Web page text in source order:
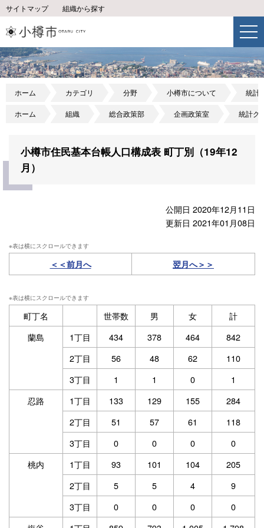
サイトマップ 組織から探す
ホーム カテゴリ 分野 小樽市について 統計
ホーム 組織 総合政策部 企画政策室 統計グ
小樽市住民基本台帳人口構成表 町丁別（19年12
月）
公開日 2020年12月11日
更新日 2021年01月08日
＜＜前月へ 翌月へ＞＞
町丁名 世帯数 男 女
計
蘭島
1丁目 434 378 464
842
2丁目
56 48 62
110
3丁目
1 1 0
1
忍路
1丁目 133 129 155
284
2丁目
51 57 61
118
3丁目
0 0 0
0
桃内
1丁目 93 101 104
205
2丁目
5 5 4
9
3丁目
0 0 0
0